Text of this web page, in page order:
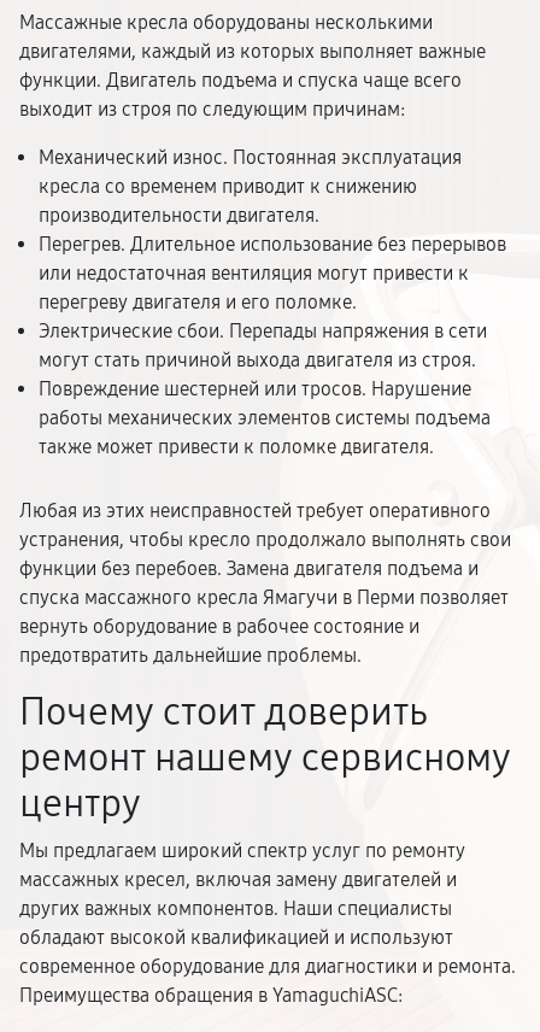
Массажные кресла оборудованы несколькими
двигателями, каждый из которых выполняет важные
функции. Двигатель подъема и спуска чаще всего
выходит из строя по следующим причинам:
Механический износ. Постоянная эксплуатация
кресла со временем приводит к снижению
производительности двигателя.
Перегрев. Длительное использование без перерывов
или недостаточная вентиляция могут привести к
перегреву двигателя и его поломке.
Электрические сбои. Перепады напряжения в сети
могут стать причиной выхода двигателя из строя.
Повреждение шестерней или тросов. Нарушение
работы механических элементов системы подъема
также может привести к поломке двигателя.
Любая из этих неисправностей требует оперативного
устранения, чтобы кресло продолжало выполнять свои
функции без перебоев. Замена двигателя подъема и
спуска массажного кресла Ямагучи в Перми позволяет
вернуть оборудование в рабочее состояние и
предотвратить дальнейшие проблемы.
Почему стоит доверить
ремонт нашему сервисному
центру
Мы предлагаем широкий спектр услуг по ремонту
массажных кресел, включая замену двигателей и
других важных компонентов. Наши специалисты
обладают высокой квалификацией и используют
современное оборудование для диагностики и ремонта.
Преимущества обращения в YamaguchiASC: